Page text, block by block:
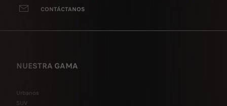
CONTÁCTANOS
NUESTRA GAMA
Urbanos
SUV